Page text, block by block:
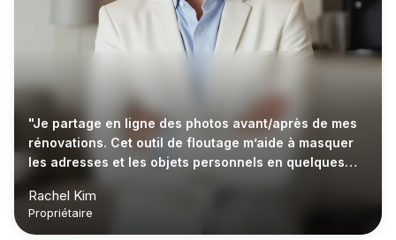
"Je partage en ligne des photos avant/après de mes
rénovations. Cet outil de floutage m’aide à masquer
les adresses et les objets personnels en quelques
Rachel Kim
Propriétaire